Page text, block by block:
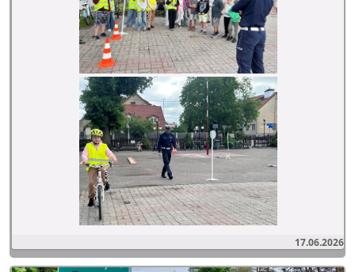
17.06.2026